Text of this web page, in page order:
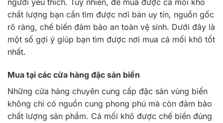
người yêu thích. Tuy nhiên, để mua được cá mối khô
chất lượng bạn cần tìm được nơi bán uy tín, nguồn gốc
rõ ràng, chế biến đảm bảo an toàn vệ sinh. Dưới đây là
một số gợi ý giúp bạn tìm được nơi mua cá mối khô tốt
nhất.
Mua tại các cửa hàng đặc sản biển
Những cửa hàng chuyên cung cấp đặc sản vùng biển
không chỉ có nguồn cung phong phú mà còn đảm bảo
chất lượng sản phẩm. Cá mối khô được chế biến đúng